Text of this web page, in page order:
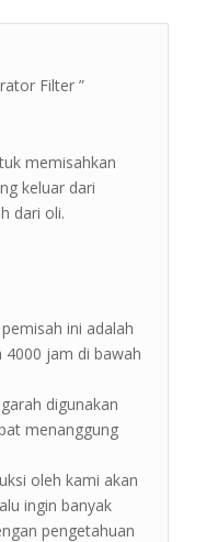
Filter ”
memisahkan
keluar dari
dari oli.
ini adalah
4000 jam di bawah
digunakan
menanggung
oleh kami akan
ingin banyak
pengetahuan